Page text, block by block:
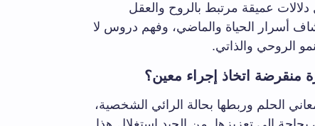
عميقة مرتبط بالروح والعقل
أسرار الحياة والماضي، وفهم دروس لا
الروحي والذاتي.
اتخاذ إجراء معين؟
الحلم وربطها بحالة الرائي الشخصية،